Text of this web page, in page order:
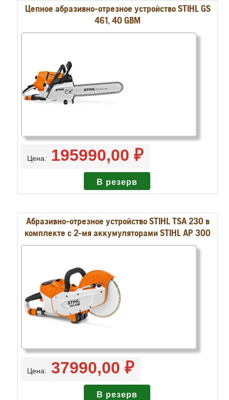
Цепное абразивно-отрезное устройство STIHL GS
461, 40 GBM
Цена: 195990,00 ₽
Абразивно-отрезное устройство STIHL TSA 230 в
комплекте с 2-мя аккумуляторами STIHL AP 300
Цена: 37990,00 ₽